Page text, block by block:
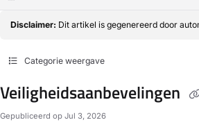
Disclaimer: Dit artikel is gegenereerd door
Categorie weergave
Veiligheidsaanbevelingen
Gepubliceerd op Jul 3, 2026